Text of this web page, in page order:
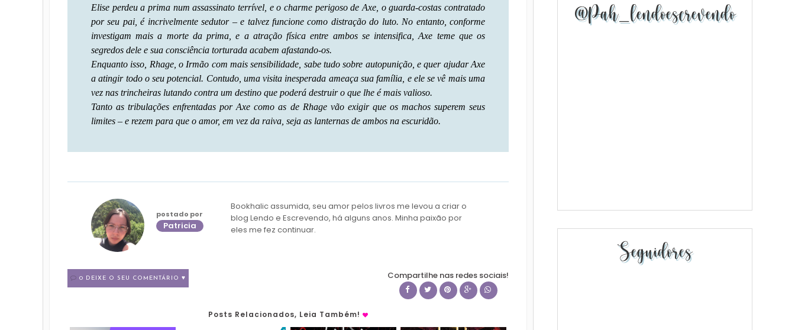
Elise perdeu a prima num assassinato terrível, e o charme perigoso de Axe, o guarda-costas contratado
por seu pai, é incrivelmente sedutor – e talvez funcione como distração do luto. No entanto, conforme
investigam mais a morte da prima, e a atração física entre ambos se intensifica, Axe teme que os
segredos dele e sua consciência torturada acabem afastando-os.
Enquanto isso, Rhage, o Irmão com mais sensibilidade, sabe tudo sobre autopunição, e quer ajudar Axe
a atingir todo o seu potencial. Contudo, uma visita inesperada ameaça sua família, e ele se vê mais uma
vez nas trincheiras lutando contra um destino que poderá destruir o que lhe é mais valioso.
Tanto as tribulações enfrentadas por Axe como as de Rhage vão exigir que os machos superem seus
limites – e rezem para que o amor, em vez da raiva, seja as lanternas de ambos na escuridão.
postado por
Patricia
Bookhalic assumida, seu amor pelos livros me levou a criar o
blog Lendo e Escrevendo, há alguns anos. Minha paixão por
eles me fez continuar.
0 DEIXE O SEU COMENTÁRIO ♥ Compartilhe nas redes sociais!
Posts Relacionados, Leia Também!
@pah_lendoescrevendo
Seguidores